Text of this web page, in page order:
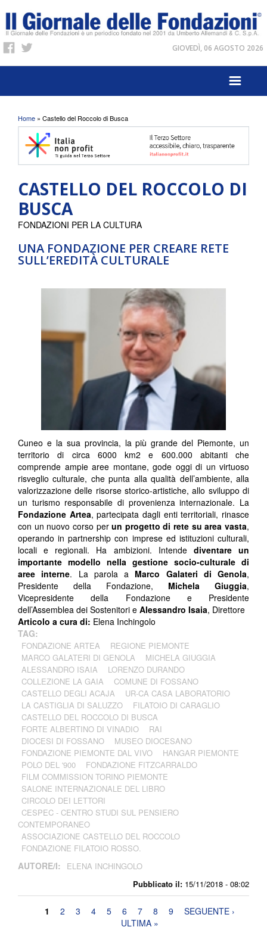
GIOVEDÌ, 06 AGOSTO 2026
Tu sei qui
Home » Castello del Roccolo di Busca
CASTELLO DEL ROCCOLO DI
BUSCA
UNA FONDAZIONE PER CREARE RETE
SULL’EREDITÀ CULTURALE
Pubblicato il: 15/11/2018 - 08:02
FONDAZIONI PER LA CULTURA
Cuneo e la sua provincia, la più grande del Piemonte, un
territorio di circa 6000 km2 e 600.000 abitanti che
comprende ampie aree montane, gode oggi di un virtuoso
risveglio culturale, che punta alla qualità dell’ambiente, alla
valorizzazione delle risorse storico-artistiche, allo sviluppo di
un turismo responsabile di provenienza internazionale. La
Fondazione Artea, partecipata dagli enti territoriali, rinasce
con un nuovo corso perun progetto di rete su area vasta,
operando in partnership con imprese ed istituzioni culturali,
locali e regionali. Ha ambizioni. Intendediventare un
importante modello nella gestione socio-culturale di
aree interne. La parola a Marco Galateri di Genola,
Presidente della Fondazione, Michela Giuggia,
Vicepresidente della Fondazione e Presidente
dell’Assemblea dei Sostenitori e Alessandro Isaia, Direttore
Articolo a cura di: Elena Inchingolo
TAG:
FONDAZIONE ARTEA
REGIONE PIEMONTE
MARCO GALATERI DI GENOLA
MICHELA GIUGGIA
ALESSANDRO ISAIA
LORENZO DURANDO
COLLEZIONE LA GAIA
COMUNE DI FOSSANO
CASTELLO DEGLI ACAJA
UR-CA CASA LABORATORIO
LA CASTIGLIA DI SALUZZO
FILATOIO DI CARAGLIO
CASTELLO DEL ROCCOLO DI BUSCA
FORTE ALBERTINO DI VINADIO
RAI
DIOCESI DI FOSSANO
MUSEO DIOCESANO
FONDAZIONE PIEMONTE DAL VIVO
HANGAR PIEMONTE
POLO DEL '900
FONDAZIONE FITZCARRALDO
FILM COMMISSION TORINO PIEMONTE
SALONE INTERNAZIONALE DEL LIBRO
CIRCOLO DEI LETTORI
CESPEC - CENTRO STUDI SUL PENSIERO
CONTEMPORANEO
ASSOCIAZIONE CASTELLO DEL ROCCOLO
FONDAZIONE FILATOIO ROSSO.
AUTORE/I: ELENA INCHINGOLO
Pagine
1 2 3 4 5 6 7 8 9
SEGUENTE ›
ULTIMA »